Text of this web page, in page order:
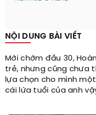
NỘI DUNG BÀI VIẾT
Mới chớm đầu 30,
trẻ, nhưng cũng chưa
lựa chọn cho mình
cái lứa tuổi của anh